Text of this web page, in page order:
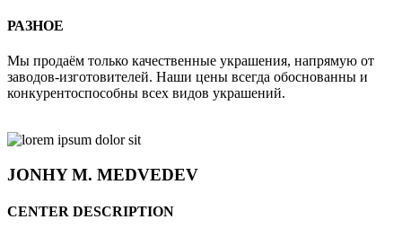
РАЗНОЕ
Мы продаём только качественные украшения, напрямую от
заводов-изготовителей. Наши цены всегда обоснованны и
конкурентоспособны всех видов украшений.
JONHYM. MEDVEDEV
CENTER DESCRIPTION